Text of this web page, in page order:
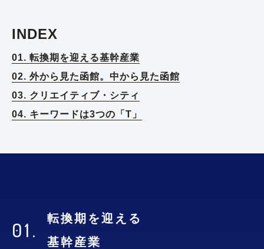
INDEX
01. 転換期を迎える基幹産業
02. 外から見た函館。中から見た函館
03. クリエイティブ・シティ
04. キーワードは3つの「T」
01.
転換期を迎える
基幹産業